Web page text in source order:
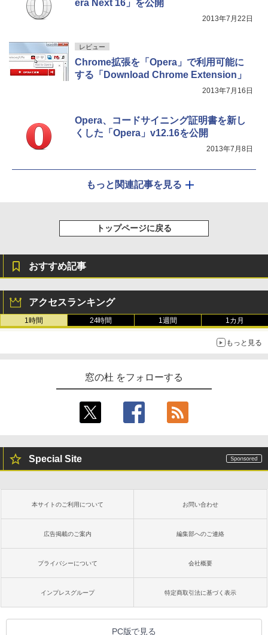
era Next 16」を公開
2013年7月22日
レビュー
Chrome拡張を「Opera」で利用可能に
する「Download Chrome Extension」
2013年7月16日
Opera、コードサイニング証明書を新し
くした「Opera」v12.16を公開
2013年7月8日
もっと関連記事を見る
トップページに戻る
おすすめ記事
アクセスランキング
1時間 24時間 1週間 1カ月
もっと見る
窓の杜 をフォローする
Special Site
本サイトのご利用について お問い合わせ
広告掲載のご案内 編集部へのご連絡
プライバシーについて 会社概要
インプレスグループ 特定商取引法に基づく表示
PC版で見る